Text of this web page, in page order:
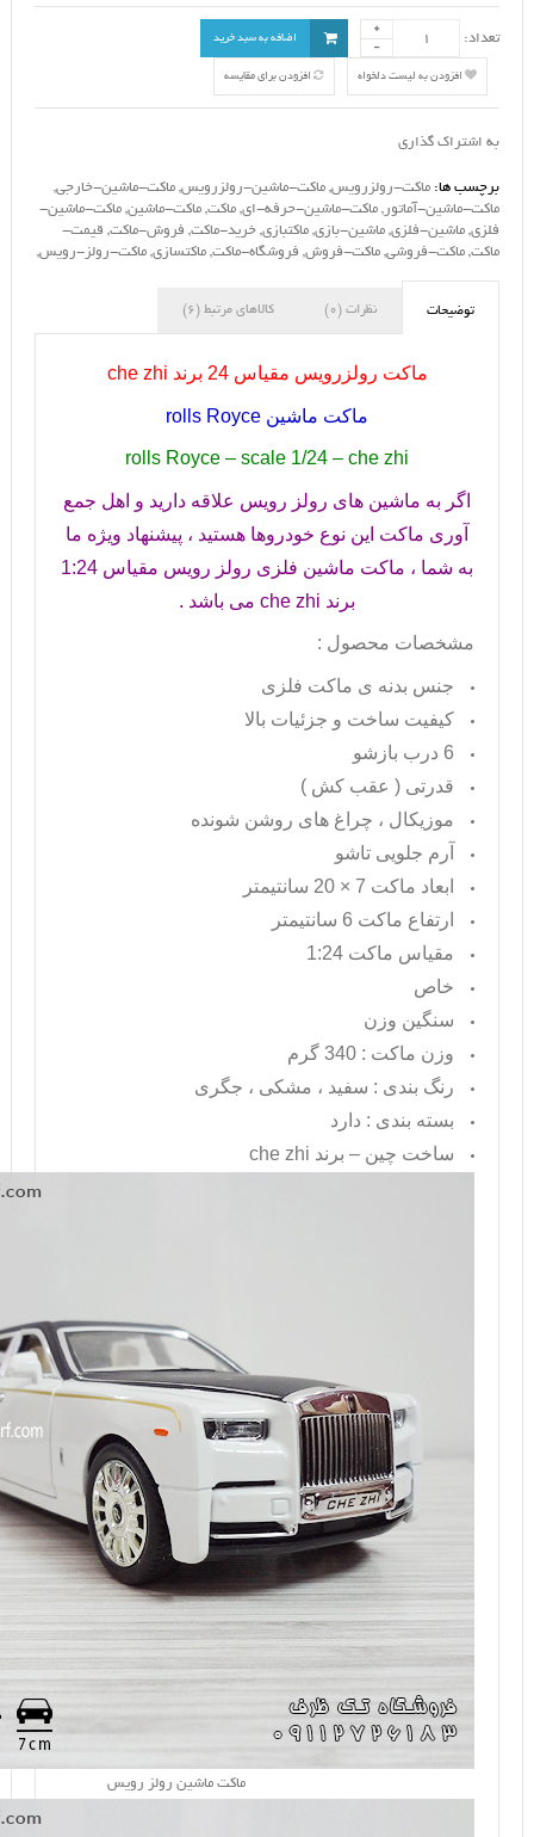
تعداد: اضافه به سبد خرید
افزودن به لیست دلخواه افزودن برای مقایسه
به اشتراک گذاری
برچسب ها: ماکت-رولزرویس, ماکت-ماشین-رولزرویس, ماکت-ماشین-خارجی,
ماکت-ماشین-آماتور , ماکت-ماشین-حرفه-ای, ماکت, ماکت-ماشین, ماکت-ماشین-
فلزی, ماشین-فلزی, ماشین-بازی, ماکتبازی, خرید-ماکت, فروش-ماکت, قیمت-
ماکت, ماکت-فروشی, ماکت-فروش, فروشگاه-ماکت, ماکتسازی, ماکت-رولز-رویس,
توضیحات نظرات (0) کالاهای مرتبط (6)
ماکت رولزرویس مقیاس 24 برند che zhi
ماکت ماشین rolls Royce
rolls Royce – scale 1/24 – che zhi
اگر به ماشین های رولز رویس علاقه دارید و اهل جمع
آوری ماکت این نوع خودروها هستید ، پیشنهاد ویژه ما
به شما ، ماکت ماشین فلزی رولز رویس مقیاس 1:24
برند che zhi می باشد .
مشخصات محصول :
جنس بدنه ی ماکت فلزی
کیفیت ساخت و جزئیات بالا
6 درب بازشو
قدرتی ( عقب کش )
موزیکال ، چراغ های روشن شونده
آرم جلویی تاشو
ابعاد ماکت 7 × 20 سانتیمتر
ارتفاع ماکت 6 سانتیمتر
مقیاس ماکت 1:24
خاص
سنگین وزن
وزن ماکت : 340 گرم
رنگ بندی : سفید ، مشکی ، جگری
بسته بندی : دارد
ساخت چین – برند che zhi
ماکت ماشین رولز رویس